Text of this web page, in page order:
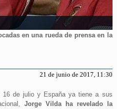
en una rueda de prensa en la
21 de junio de 2017, 11:30
16 de julio y España ya tiene a sus
Jorge Vilda ha revelado la